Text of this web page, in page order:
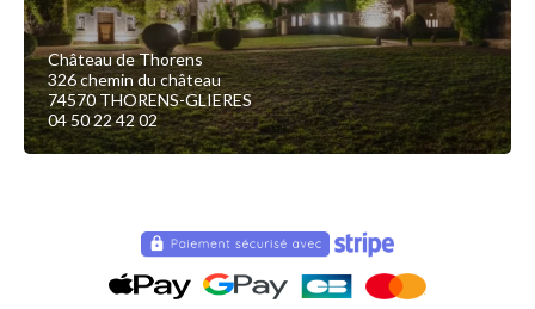
Château de Thorens
326 chemin du château
74570 THORENS-GLIERES
04 50 22 42 02